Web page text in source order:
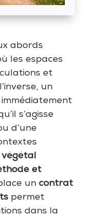
abords
les espaces
et
un
s’agisse
d’une
végétal
et
un contrat
permet
dans la